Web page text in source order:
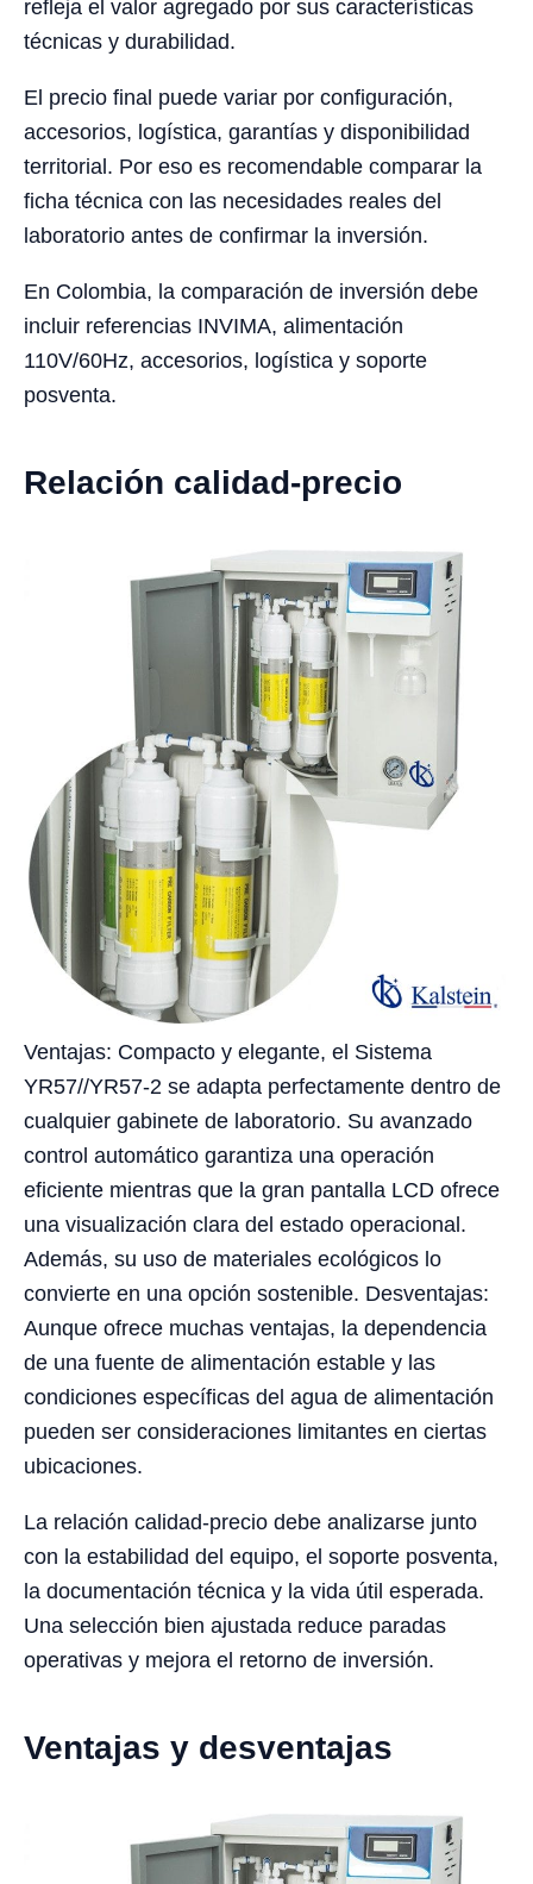
refleja el valor agregado por sus características
técnicas y durabilidad.
El precio final puede variar por configuración,
accesorios, logística, garantías y disponibilidad
territorial. Por eso es recomendable comparar la
ficha técnica con las necesidades reales del
laboratorio antes de confirmar la inversión.
En Colombia, la comparación de inversión debe
incluir referencias INVIMA, alimentación
110V/60Hz, accesorios, logística y soporte
posventa.
Relación calidad-precio
Ventajas: Compacto y elegante, el Sistema
YR57//YR57-2 se adapta perfectamente dentro de
cualquier gabinete de laboratorio. Su avanzado
control automático garantiza una operación
eficiente mientras que la gran pantalla LCD ofrece
una visualización clara del estado operacional.
Además, su uso de materiales ecológicos lo
convierte en una opción sostenible. Desventajas:
Aunque ofrece muchas ventajas, la dependencia
de una fuente de alimentación estable y las
condiciones específicas del agua de alimentación
pueden ser consideraciones limitantes en ciertas
ubicaciones.
La relación calidad-precio debe analizarse junto
con la estabilidad del equipo, el soporte posventa,
la documentación técnica y la vida útil esperada.
Una selección bien ajustada reduce paradas
operativas y mejora el retorno de inversión.
Ventajas y desventajas